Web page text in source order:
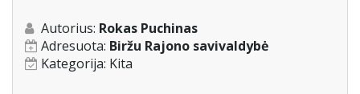
Autorius: Rokas Puchinas
Adresuota: Biržu Rajono savivaldybė
Kategorija: Kita